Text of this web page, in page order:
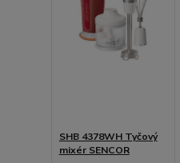
SHB 4378WH Tyčový
mixér SENCOR